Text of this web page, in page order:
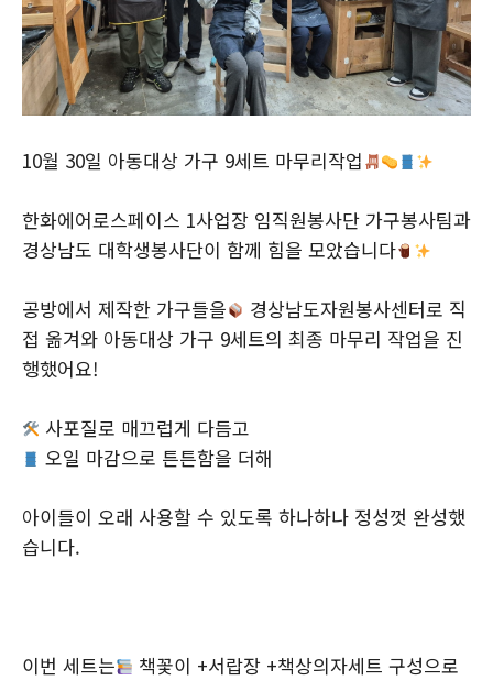
10월 30일 아동대상 가구 9세트 마무리작업
한화에어로스페이스 1사업장 임직원봉사단 가구봉사팀과
경상남도 대학생봉사단이 함께 힘을 모았습니다
공방에서 제작한 가구들을
경상남도자원봉사센터로 직
접 옮겨와 아동대상 가구 9세트의 최종 마무리 작업을 진
행했어요!
사포질로 매끄럽게 다듬고
오일 마감으로 튼튼함을 더해
아이들이 오래 사용할 수 있도록 하나하나 정성껏 완성했
습니다.
이번 세트는 책꽃이 +서랍장 +책상의자세트 구성으로